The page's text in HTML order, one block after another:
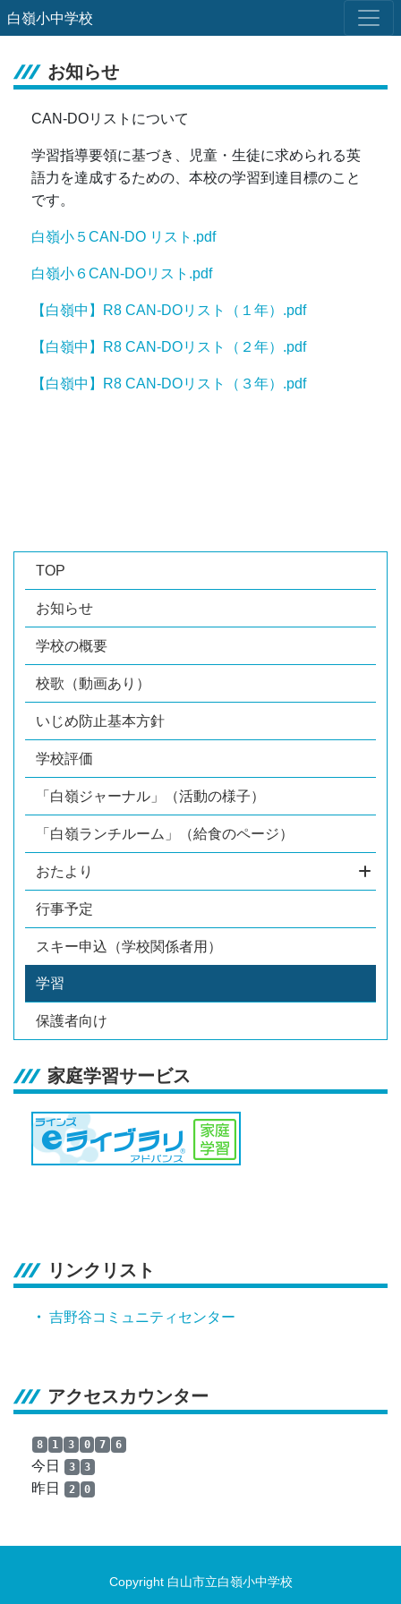
白嶺小中学校
TOP
お知らせ
学校の概要
校歌（動画あり）
いじめ防止基本方針
学校評価
「白嶺ジャーナル」（活動の様子）
「白嶺ランチルーム」（給食のページ）
おたより
行事予定
スキー申込（学校関係者用）
学習
保護者向け
家庭学習サービス
リンクリスト
吉野谷コミュニティセンター
アクセスカウンター
8 1 3 0 7 6
今日 3 3
昨日 2 0
お知らせ
CAN-DOリストについて
学習指導要領に基づき、児童・生徒に求められる英
語力を達成するための、本校の学習到達目標のこと
です。
白嶺小５CAN-DO リスト.pdf
白嶺小６CAN-DOリスト.pdf
【白嶺中】R8 CAN-DOリスト（１年）.pdf
【白嶺中】R8 CAN-DOリスト（２年）.pdf
【白嶺中】R8 CAN-DOリスト（３年）.pdf
Copyright 白山市立白嶺小中学校